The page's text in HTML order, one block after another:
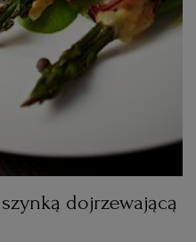
dojrzewającą